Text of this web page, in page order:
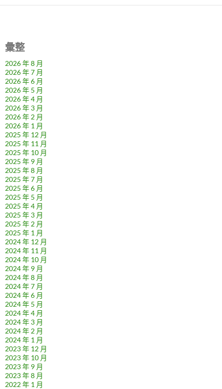
彙整
2026 年 8 月
2026 年 7 月
2026 年 6 月
2026 年 5 月
2026 年 4 月
2026 年 3 月
2026 年 2 月
2026 年 1 月
2025 年 12 月
2025 年 11 月
2025 年 10 月
2025 年 9 月
2025 年 8 月
2025 年 7 月
2025 年 6 月
2025 年 5 月
2025 年 4 月
2025 年 3 月
2025 年 2 月
2025 年 1 月
2024 年 12 月
2024 年 11 月
2024 年 10 月
2024 年 9 月
2024 年 8 月
2024 年 7 月
2024 年 6 月
2024 年 5 月
2024 年 4 月
2024 年 3 月
2024 年 2 月
2024 年 1 月
2023 年 12 月
2023 年 10 月
2023 年 9 月
2023 年 8 月
2022 年 1 月